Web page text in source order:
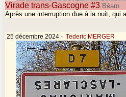
Virade trans-Gascogne #3 Béarn
Après une interruption due à la nuit, qui
25 décembre 2024 - Tederic MERGER